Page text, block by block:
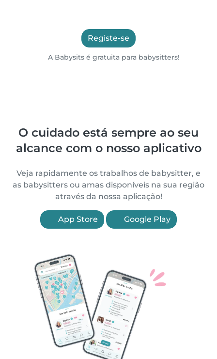
Registe-se
A Babysits é gratuita para babysitters!
O cuidado está sempre ao seu
alcance com o nosso aplicativo
Veja rapidamente os trabalhos de babysitter, e
as babysitters ou amas disponíveis na sua região
através da nossa aplicação!
App Store Google Play